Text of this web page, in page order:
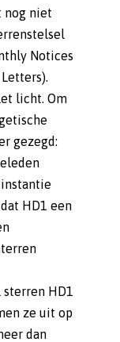
nog niet
Notices
licht. Om
gezegd:
instantie
HD1 een
sterren HD1
ze uit op
dan